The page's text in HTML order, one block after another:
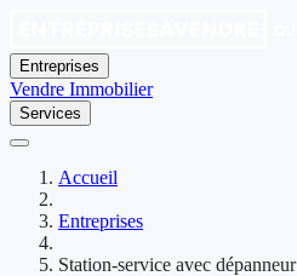
Entreprises
Vendre Immobilier
Services
Accueil
Entreprises
Station-service avec dépanneur